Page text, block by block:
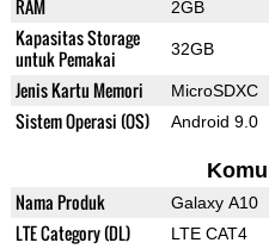
RAM 2GB
Kapasitas Storage
untuk Pemakai
32GB
Jenis Kartu Memori MicroSDXC
Sistem Operasi (OS) Android 9.0
Nama Produk Galaxy A10
LTE Category (DL) LTE CAT4